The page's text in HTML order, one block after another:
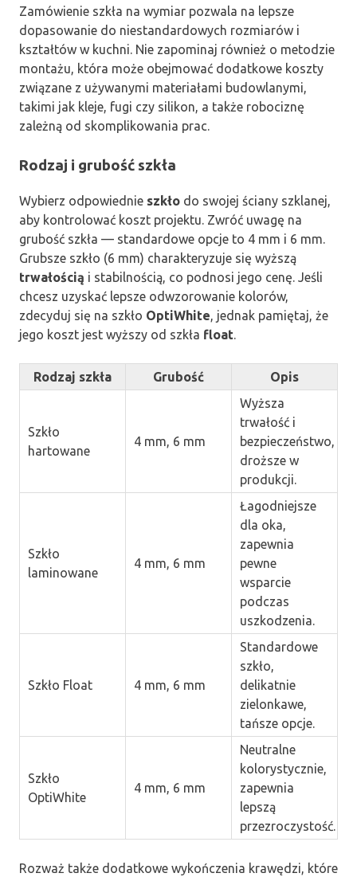
Zamówienie szkła na wymiar pozwala na lepsze
dopasowanie do niestandardowych rozmiarów i
kształtów w kuchni. Nie zapominaj również o metodzie
montażu, która może obejmować dodatkowe koszty
związane z używanymi materiałami budowlanymi,
takimi jak kleje, fugi czy silikon, a także robociznę
zależną od skomplikowania prac.
Rodzaj i grubość szkła
Wybierz odpowiednie szkło do swojej ściany szklanej,
aby kontrolować koszt projektu. Zwróć uwagę na
grubość szkła — standardowe opcje to 4 mm i 6 mm.
Grubsze szkło (6 mm) charakteryzuje się wyższą
trwałością i stabilnością, co podnosi jego cenę. Jeśli
chcesz uzyskać lepsze odwzorowanie kolorów,
zdecyduj się na szkło OptiWhite, jednak pamiętaj, że
jego koszt jest wyższy od szkła float.
Rodzaj szkła Grubość Opis
Szkło
hartowane
4 mm, 6 mm
Wyższa
trwałość i
bezpieczeństwo,
droższe w
produkcji.
Szkło
laminowane
4 mm, 6 mm
Łagodniejsze
dla oka,
zapewnia
pewne
wsparcie
podczas
uszkodzenia.
Szkło Float 4 mm, 6 mm
Standardowe
szkło,
delikatnie
zielonkawe,
tańsze opcje.
Szkło
OptiWhite
4 mm, 6 mm
Neutralne
kolorystycznie,
zapewnia
lepszą
przezroczystość.
Rozważ także dodatkowe wykończenia krawędzi, które